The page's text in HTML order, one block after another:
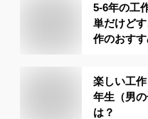
5-6年の工
単だけど
作のおすす
楽しい工
年生（男
は？